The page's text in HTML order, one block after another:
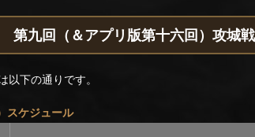
第九回（＆アプリ版第十六回）攻城
以下の通りです。
スケジュール